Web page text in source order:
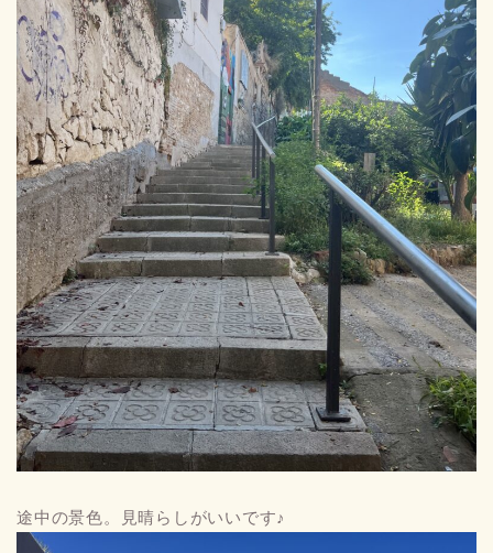
途中の景色。見晴らしがいいです♪